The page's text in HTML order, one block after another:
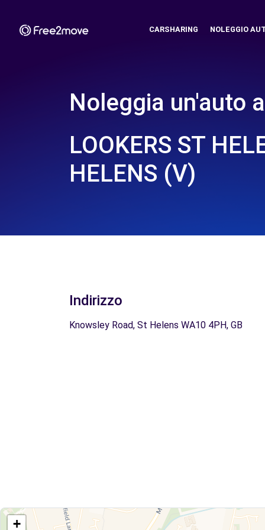
CARSHARING NOLEGGIO
Noleggia un'auto a
LOOKERS ST
HELENS (V)
Indirizzo
Knowsley Road, St Helens WA10 4PH, GB
+